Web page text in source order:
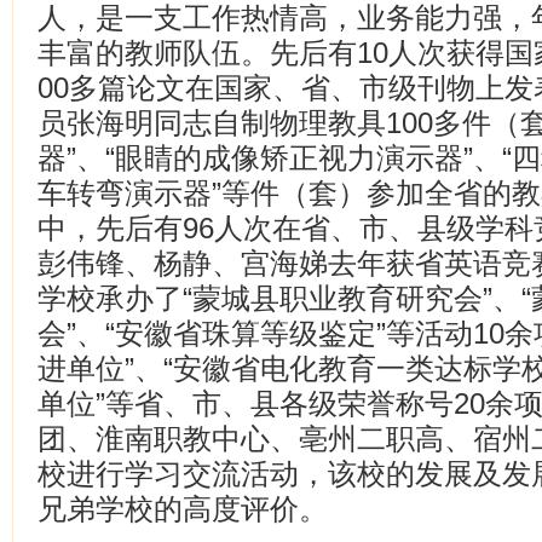
人，是一支工作热情高，业务能力强
丰富的教师队伍。先后有10人次获得
00多篇论文在国家、省、市级刊物上
员张海明同志自制物理教具100多件（
器”、“眼睛的成像矫正视力演示器”、“
车转弯演示器”等件（套）参加全省的
中，先后有96人次在省、市、县级学
彭伟锋、杨静、宫海娣去年获省英语竞
学校承办了“蒙城县职业教育研究会”、
会”、“安徽省珠算等级鉴定”等活动10
进单位”、“安徽省电化教育一类达标学
单位”等省、市、县各级荣誉称号20余
团、淮南职教中心、亳州二职高、宿
校进行学习交流活动，该校的发展及
兄弟学校的高度评价。